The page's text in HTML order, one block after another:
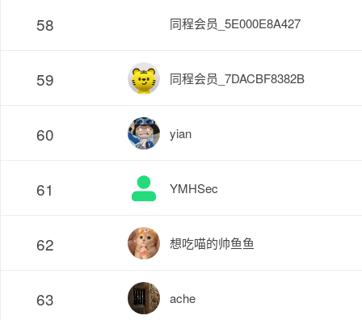
58 同程会员_5E000E8A427
59 同程会员_7DACBF8382B
60 yian
61 YMHSec
62 想吃喵的帅鱼鱼
63 ache